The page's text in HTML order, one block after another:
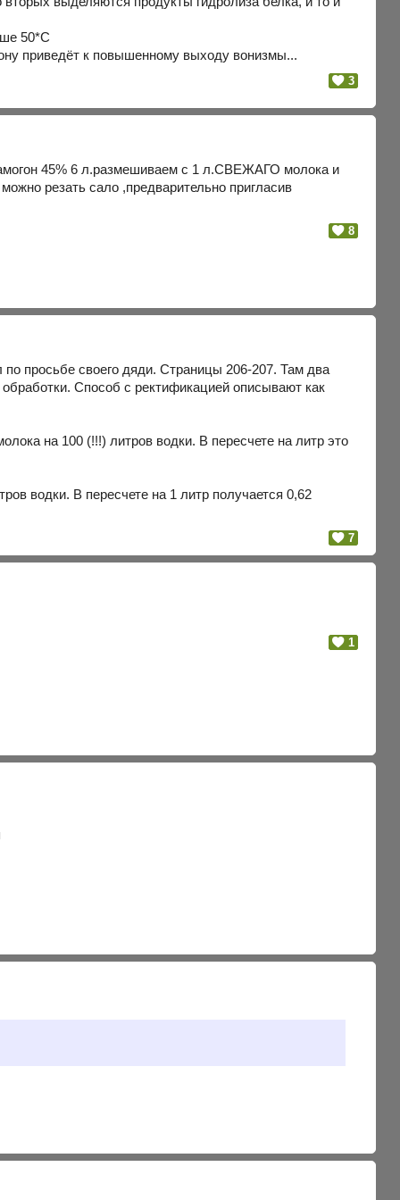
50*С
приведёт к повышенному выходу вонизмы...
3
45% 6 л.размешиваем с 1 л.СВЕЖАГО молока и
резать сало ,предварительно пригласив
8
просьбе своего дяди. Страницы 206-207. Там два
Способ с ректификацией описывают как
на 100 (!!!) литров водки. В пересчете на литр это
водки. В пересчете на 1 литр получается 0,62
7
1